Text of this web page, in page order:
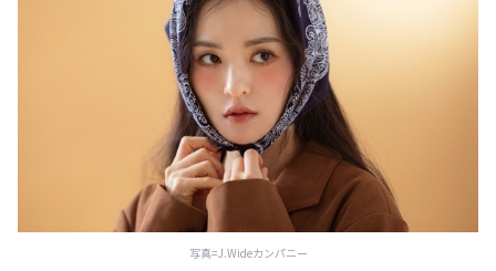
写真=J.Wideカンパニー